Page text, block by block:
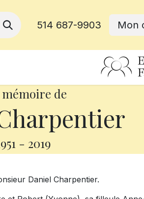
514 687-9903 Mon
mémoire de
- 2019
Daniel Charpentier.